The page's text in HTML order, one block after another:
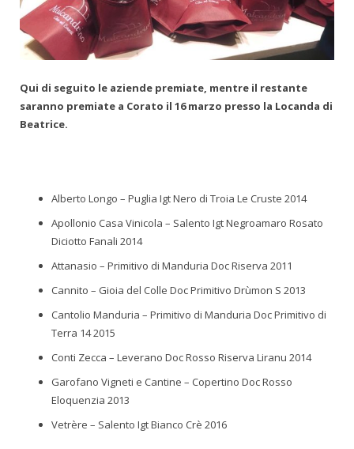
Qui di seguito le aziende premiate, mentre il restante
saranno premiate a Corato il 16 marzo presso la Locanda di
Beatrice.
Alberto Longo – Puglia Igt Nero di Troia Le Cruste 2014
Apollonio Casa Vinicola – Salento Igt Negroamaro Rosato
Diciotto Fanali 2014
Attanasio – Primitivo di Manduria Doc Riserva 2011
Cannito – Gioia del Colle Doc Primitivo Drùmon S 2013
Cantolio Manduria – Primitivo di Manduria Doc Primitivo di
Terra 14 2015
Conti Zecca – Leverano Doc Rosso Riserva Liranu 2014
Garofano Vigneti e Cantine – Copertino Doc Rosso
Eloquenzia 2013
Vetrère – Salento Igt Bianco Crè 2016